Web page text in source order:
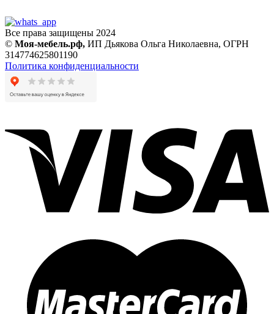
Все права защищены 2024
© Моя-мебель.рф, ИП Дьякова Ольга Николаевна, ОГРН
314774625801190
Политика конфиденциальности